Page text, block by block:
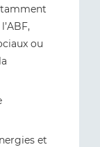
ou
et